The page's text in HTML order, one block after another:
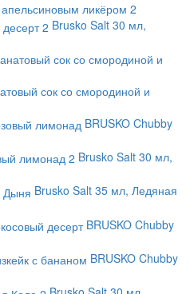
ликёром 2
Brusko Salt 30 мл,
сок со смородиной и
BRUSKO Chubby
Brusko Salt 30 мл,
Brusko Salt 35 мл, Ледяная
BRUSKO Chubby
BRUSKO Chubby